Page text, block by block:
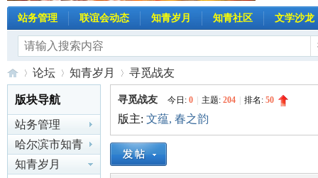
站务管理 联谊会动态 知青岁月 知青社区 文学沙龙
哈»
论坛
›
知青岁月
›
寻觅战友
版块导航
站务管理
哈尔滨市知青
联谊会动态
知青岁月
寻觅战友 今日: 0 主题: 204 排名: 50
版主: 文蕴, 春之韵